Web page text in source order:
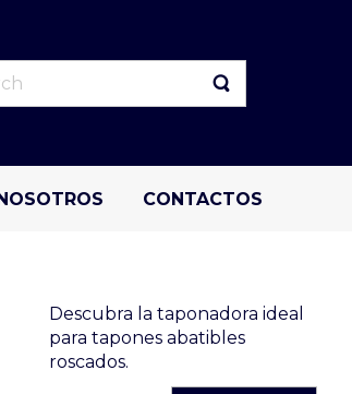
CONTACTOS
Descubra la taponadora ideal
para tapones abatibles
roscados.